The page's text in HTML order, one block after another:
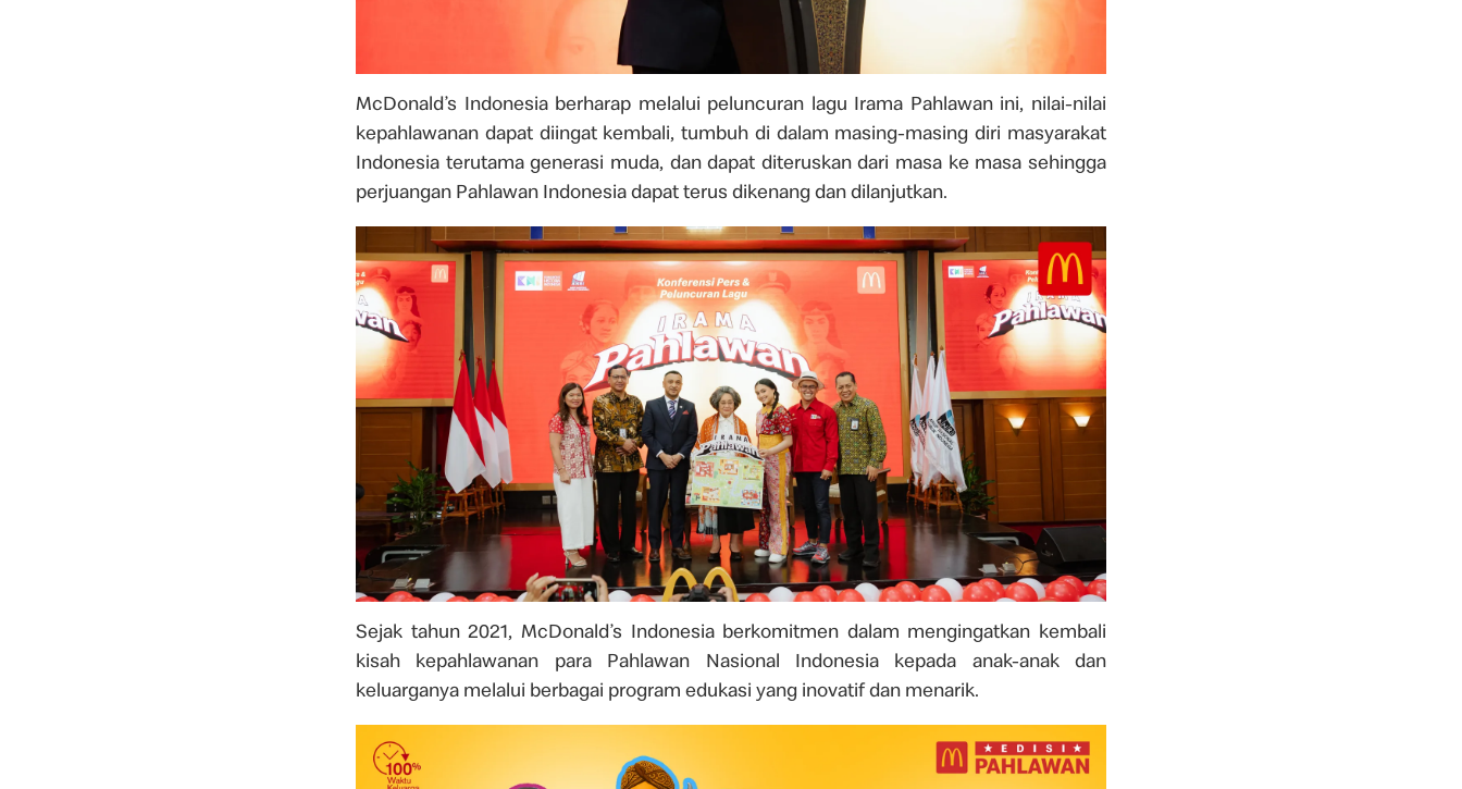
McDonald’s Indonesia berharap melalui peluncuran lagu Irama Pahlawan ini, nilai-nilai
kepahlawanan dapat diingat kembali, tumbuh di dalam masing-masing diri masyarakat
Indonesia terutama generasi muda, dan dapat diteruskan dari masa ke masa sehingga
perjuangan Pahlawan Indonesia dapat terus dikenang dan dilanjutkan.
Sejak tahun 2021, McDonald’s Indonesia berkomitmen dalam mengingatkan kembali
kisah kepahlawanan para Pahlawan Nasional Indonesia kepada anak-anak dan
keluarganya melalui berbagai program edukasi yang inovatif dan menarik.